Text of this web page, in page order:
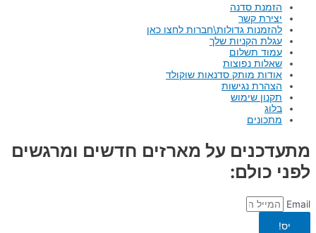
הזמנת סדנה
יצירת קשר
להזמנות גדולות\חברות לחצו כאן
עגלת הקניות שלך
עמוד תשלום
שאלות נפוצות
אודות מותק סדנאות שוקולד
הצהרת נגישות
תקנון שימוש
בלוג
מתכונים
מתעדכנים על מארזים חדשים ומרגשים
לפני כולם:
Email
יס!